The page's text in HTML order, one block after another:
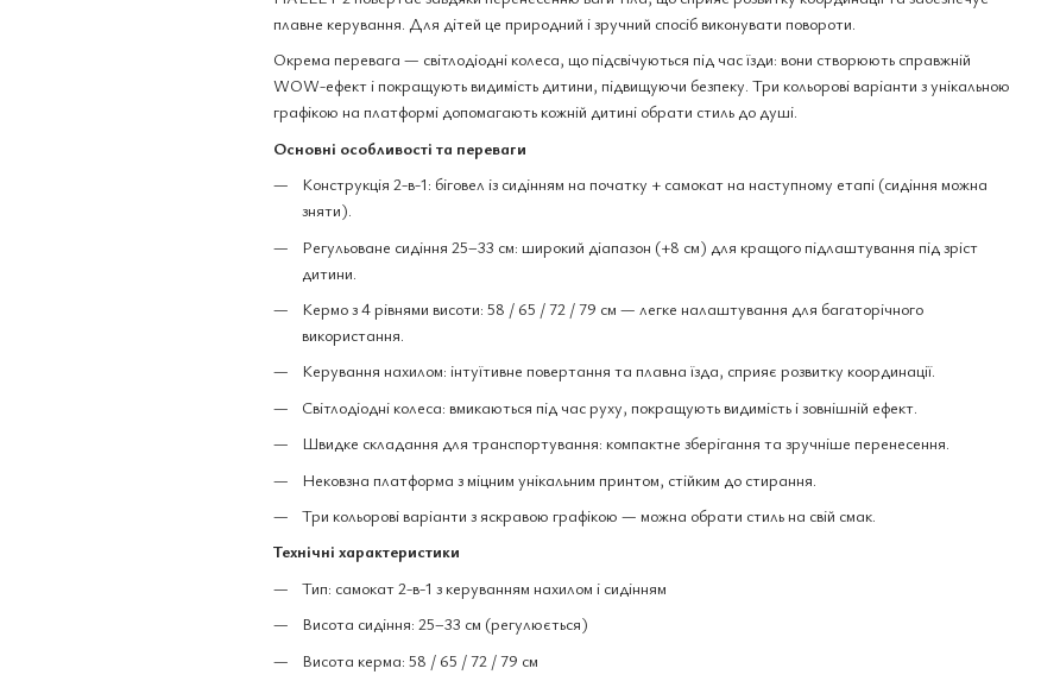
плавне керування. Для дітей це природний і зручний спосіб виконувати повороти.
Окрема перевага — світлодіодні колеса, що підсвічуються під час їзди: вони створюють справжній
WOW-ефект і покращують видимість дитини, підвищуючи безпеку. Три кольорові варіанти з унікальною
графікою на платформі допомагають кожній дитині обрати стиль до душі.
Основні особливості та переваги
Конструкція 2-в-1: біговел із сидінням на початку + самокат на наступному етапі (сидіння можна
зняти).
Регульоване сидіння 25–33 см: широкий діапазон (+8 см) для кращого підлаштування під зріст
дитини.
Кермо з 4 рівнями висоти: 58 / 65 / 72 / 79 см — легке налаштування для багаторічного
використання.
Керування нахилом: інтуїтивне повертання та плавна їзда, сприяє розвитку координації.
Світлодіодні колеса: вмикаються під час руху, покращують видимість і зовнішній ефект.
Швидке складання для транспортування: компактне зберігання та зручніше перенесення.
Нековзна платформа з міцним унікальним принтом, стійким до стирання.
Три кольорові варіанти з яскравою графікою — можна обрати стиль на свій смак.
Технічні характеристики
Тип: самокат 2-в-1 з керуванням нахилом і сидінням
Висота сидіння: 25–33 см (регулюється)
Висота керма: 58 / 65 / 72 / 79 см